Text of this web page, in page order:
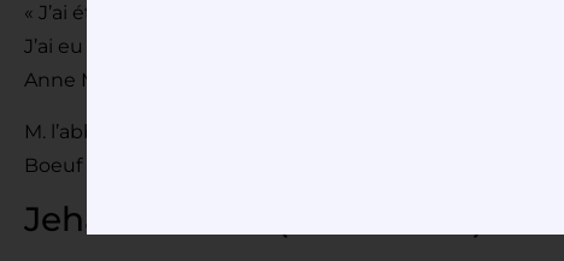
« J’ai été bénite en l’an de notre seigneur 1909, Mgr
J’ai eu pour parrain M André Defels et pour marraine
Anne Marie Hilarion Antoine Andrée ».
M. l’abbé Eugène Blanc est alors curé de St Hilarion,
Boeuf membres du conseil paroissial, M. Philippe
Jehanne d’Arc (Ø 740 mm)